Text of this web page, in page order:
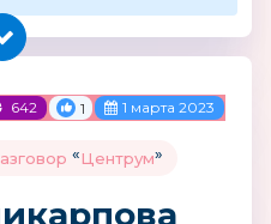
642 1 1 марта 2023
«Центрум»